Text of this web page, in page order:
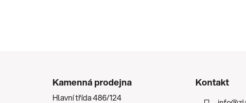
Kamenná prodejna
Hlavní třída 486/124
Kontakt